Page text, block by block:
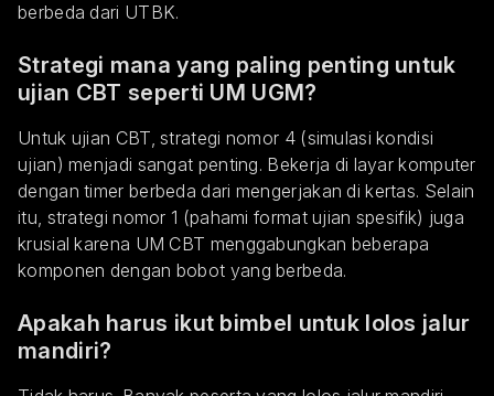
berbeda dari UTBK.
Strategi mana yang paling penting untuk
ujian CBT seperti UM UGM?
Untuk ujian CBT, strategi nomor 4 (simulasi kondisi
ujian) menjadi sangat penting. Bekerja di layar komputer
dengan timer berbeda dari mengerjakan di kertas. Selain
itu, strategi nomor 1 (pahami format ujian spesifik) juga
krusial karena UM CBT menggabungkan beberapa
komponen dengan bobot yang berbeda.
Apakah harus ikut bimbel untuk lolos jalur
mandiri?